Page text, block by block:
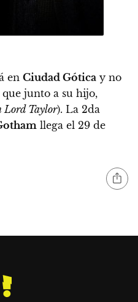
en Ciudad Gótica y no
junto a su hijo,
Lord Taylor). La 2da
llega el 29 de